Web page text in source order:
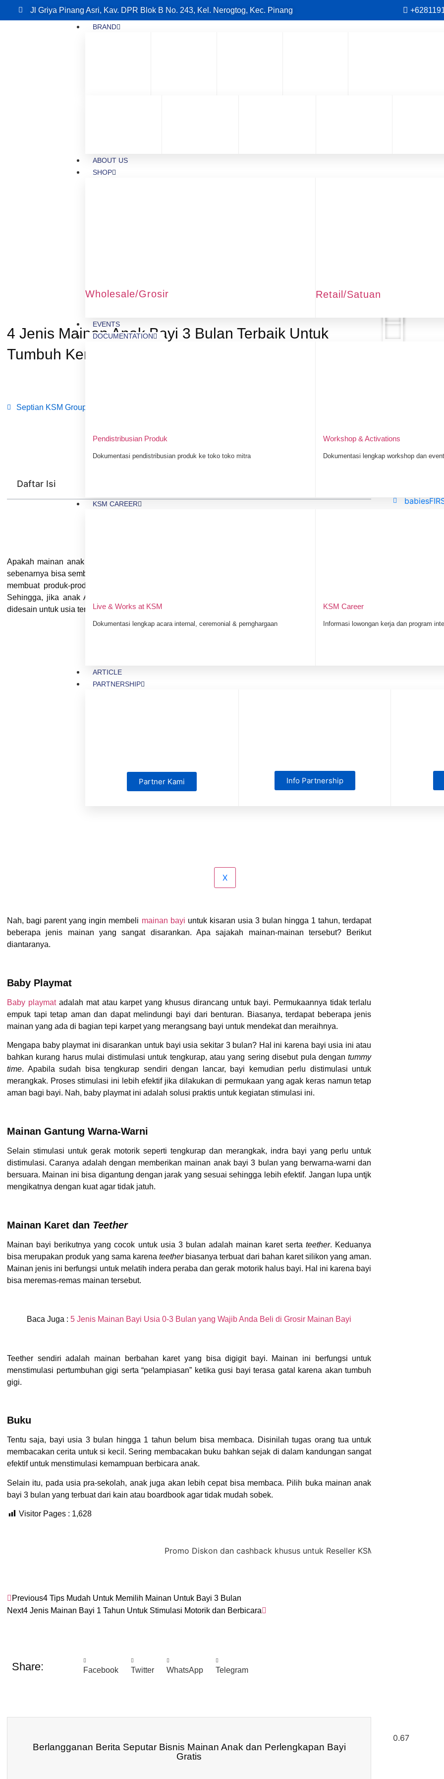
Jl Griya Pinang Asri, Kav. DPR Blok B No. 243, Kel. Nerogtog, Kec. Pinang
BRAND
ABOUT US
SHOP
Wholesale/Grosir Retail/Satuan
EVENTS
DOCUMENTATION
Pendistribusian Produk
Dokumentasi pendistribusian produk ke toko toko mitra
Workshop & Activations
Dokumentasi lengkap workshop dan
KSM CAREER
Live & Works at KSM
Dokumentasi lengkap acara internal, ceremonial & pernghargaan
KSM Career
Informasi lowongan kerja dan program
ARTICLE
PARTNERSHIP
Partner Kami Info Partnership
X
4 Jenis Mainan Anak Bayi 3 Bulan Terbaik Untuk
Tumbuh Kembang Optimal
Septian KSM Group
Daftar Isi
Apakah mainan anak bayi 3 bulan terbaik untuk usia 3 bulan hingga 1 tahun? Memilih mainan bayi
sebenarnya bisa sembarangan. Ya, selain untuk alasan keamanan, para pakar dab produsen biasanya
membuat produk-produk mainan bayi dengan tujuan untuk menstimulasi tumbuh kembang mereka.
Sehingga, jika anak Anda masih berusia 3 bulan, pastikan memberika mainan bayi yang memang
didesain untuk usia tersebut hingga untuk jangka waktu tertentu.
Nah, bagi parent yang ingin membeli mainan bayi untuk kisaran usia 3 bulan hingga 1 tahun, terdapat
beberapa jenis mainan yang sangat disarankan. Apa sajakah mainan-mainan tersebut? Berikut
diantaranya.
Baby Playmat
Baby playmatadalah mat atau karpet yang khusus dirancang untuk bayi. Permukaannya tidak terlalu
empuk tapi tetap aman dan dapat melindungi bayi dari benturan. Biasanya, terdapat beberapa jenis
mainan yang ada di bagian tepi karpet yang merangsang bayi untuk mendekat dan meraihnya.
Mengapa baby playmat ini disarankan untuk bayi usia sekitar 3 bulan? Hal ini karena bayi usia ini atau
bahkan kurang harus mulai distimulasi untuk tengkurap, atau yang sering disebut pula dengantummy
time. Apabila sudah bisa tengkurap sendiri dengan lancar, bayi kemudian perlu distimulasi untuk
merangkak. Proses stimulasi ini lebih efektif jika dilakukan di permukaan yang agak keras namun tetap
aman bagi bayi. Nah, baby playmat ini adalah solusi praktis untuk kegiatan stimulasi ini.
Mainan Gantung Warna-Warni
Selain stimulasi untuk gerak motorik seperti tengkurap dan merangkak, indra bayi yang perlu untuk
distimulasi. Caranya adalah dengan memberikan mainan anak bayi 3 bulan yang berwarna-warni dan
bersuara. Mainan ini bisa digantung dengan jarak yang sesuai sehingga lebih efektif. Jangan lupa untjk
mengikatnya dengan kuat agar tidak jatuh.
Mainan Karet dan Teether
Mainan bayi berikutnya yang cocok untuk usia 3 bulan adalah mainan karet sertateether. Keduanya
bisa merupakan produk yang sama karenateetherbiasanya terbuat dari bahan karet silikon yang aman.
Mainan jenis ini berfungsi untuk melatih indera peraba dan gerak motorik halus bayi. Hal ini karena bayi
bisa meremas-remas mainan tersebut.
Baca Juga : 5 Jenis Mainan Bayi Usia 0-3 Bulan yang Wajib Anda Beli di Grosir Mainan Bayi
Teether sendiri adalah mainan berbahan karet yang bisa digigit bayi. Mainan ini berfungsi untuk
menstimulasi pertumbuhan gigi serta “pelampiasan” ketika gusi bayi terasa gatal karena akan tumbuh
gigi.
Buku
Tentu saja, bayi usia 3 bulan hingga 1 tahun belum bisa membaca. Disinilah tugas orang tua untuk
membacakan cerita untuk si kecil. Sering membacakan buku bahkan sejak di dalam kandungan sangat
efektif untuk menstimulasi kemampuan berbicara anak.
Selain itu, pada usia pra-sekolah, anak juga akan lebih cepat bisa membaca. Pilih buka mainan anak
bayi 3 bulan yang terbuat dari kain atau boardbook agar tidak mudah sobek.
Visitor Pages : 1,628
Promo Diskon dan cashback khusus untuk Reseller KSM Group,
Previous4 Tips Mudah Untuk Memilih Mainan Untuk Bayi 3 Bulan
Next4 Jenis Mainan Bayi 1 Tahun Untuk Stimulasi Motorik dan Berbicara
Share: Facebook Twitter WhatsApp Telegram
Berlangganan Berita Seputar Bisnis Mainan Anak dan Perlengkapan Bayi
Gratis